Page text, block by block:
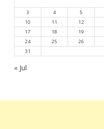
3
4 5
10
11 12
17
18 19
24
25 26
31
« Jul